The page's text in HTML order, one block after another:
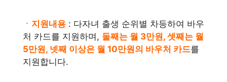
ㆍ 지원내용 : 다자녀 출생 순위별 차등하여 바우
처 카드를 지원하며, 둘째는 월 3만원, 셋째는 월
5만원, 넷째 이상은 월 10만원의 바우처 카드를
지원합니다.